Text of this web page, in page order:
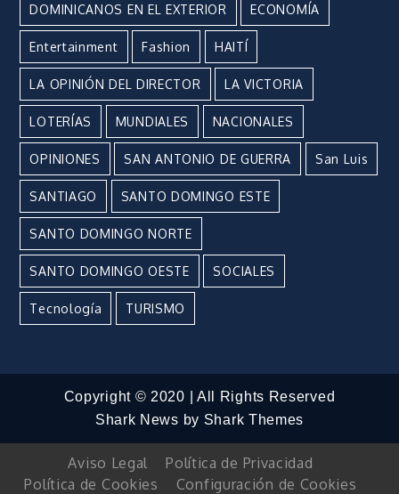
DOMINICANOS EN EL EXTERIOR ECONOMÍA
Entertainment Fashion HAITÍ
LA OPINIÓN DEL DIRECTOR LA VICTORIA
LOTERÍAS MUNDIALES NACIONALES
OPINIONES SAN ANTONIO DE GUERRA San Luis
SANTIAGO SANTO DOMINGO ESTE
SANTO DOMINGO NORTE
SANTO DOMINGO OESTE SOCIALES
Tecnología TURISMO
Copyright © 2020 | All Rights Reserved
Shark News by Shark Themes
Aviso Legal
Política de Privacidad
Política de Cookies
Configuración de Cookies